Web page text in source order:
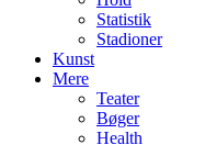
Statistik
Stadioner
Kunst
Mere
Teater
Bøger
Health